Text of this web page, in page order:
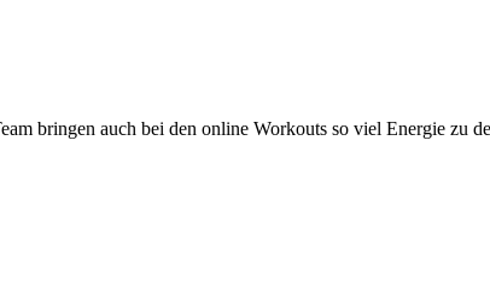
bringen auch bei den online Workouts so viel Energie zu